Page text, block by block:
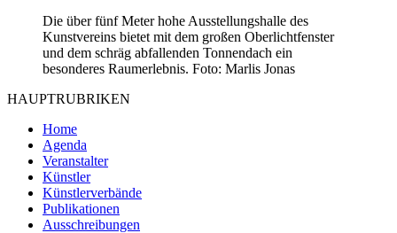
Die über fünf Meter hohe Ausstellungshalle des
Kunstvereins bietet mit dem großen Oberlichtfenster
und dem schräg abfallenden Tonnendach ein
besonderes Raumerlebnis. Foto: Marlis Jonas
HAUPTRUBRIKEN
Home
Agenda
Veranstalter
Künstler
Künstlerverbände
Publikationen
Ausschreibungen